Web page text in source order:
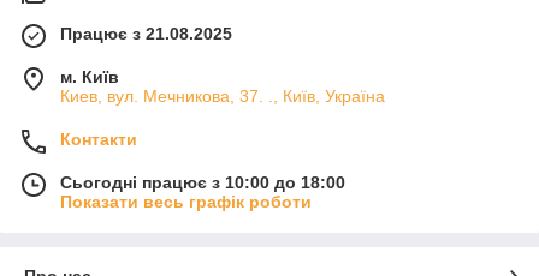
Працює з 21.08.2025
м. Київ
Киев, вул. Мечникова, 37. ., Київ, Україна
Контакти
Сьогодні працює з 10:00 до 18:00
Показати весь графік роботи